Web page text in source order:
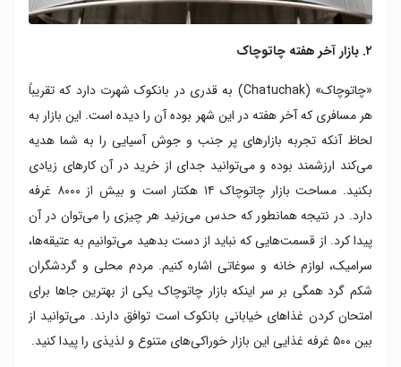
۲. بازار آخر هفته چاتوچاک
«چاتوچاک» (Chatuchak) به قدری در بانکوک شهرت دارد که تقریباً
هر مسافری که آخر هفته در این شهر بوده آن را دیده است. این بازار به
لحاظ آنکه تجربه بازارهای پر جنب و جوش آسیایی را به شما هدیه
می‌کند ارزشمند بوده و می‌توانید جدای از خرید در آن کارهای زیادی
بکنید. مساحت بازار چاتوچاک ۱۴ هکتار است و بیش از ۸۰۰۰ غرفه
دارد. در نتیجه همانطور که حدس می‌زنید هر چیزی را می‌توان در آن
پیدا کرد. از قسمت‌هایی که نباید از دست بدهید می‌توانیم به عتیقه‌ها،
سرامیک، لوازم خانه و سوغاتی اشاره کنیم. مردم محلی و گردشگران
شکم گرد همگی بر سر اینکه بازار چاتوچاک یکی از بهترین جاها برای
امتحان کردن غذاهای خیابانی بانکوک است توافق دارند. می‌توانید از
بین ۵۰۰ غرفه غذایی این بازار خوراکی‌های متنوع و لذیذی را پیدا کنید.